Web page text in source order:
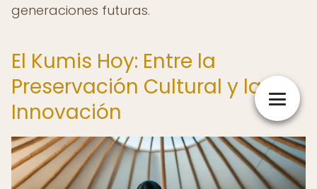
generaciones futuras.
El Kumis Hoy: Entre la
Preservación Cultural y la
Innovación